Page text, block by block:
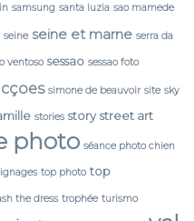
samsung santa luzia sao mamede
seine seine et marne serra da
ventoso sessao sessao foto
simone de beauvoir site sky
stories story street art
photo séance photo chien
top photo top
the dress trophée turismo